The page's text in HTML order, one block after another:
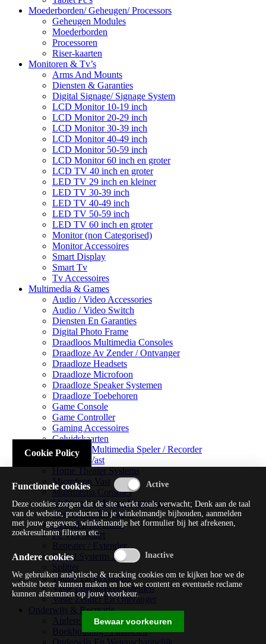
Moederborden/ Geheugen/ Processors
Geheugen Modules
Moederborden
Processoren
Riser-kaarten
Monitoren & Tv’s
Arms And Mounts
Diensten & Garanties
Digital Signage/ Signage System
LCD Monitor 10-19 inch
LCD Monitor 20-29 inch
LCD Monitor 30-39 inch
LCD Monitor 40-49 inch
LCD Monitor 50-59 inch
LCD Monitor 60 inch en groter
LCD TV 40 inch en groter
LED TV 29 inch en kleiner
LED TV 30-39 inch
LED TV 40-49 inch
LED TV 50-59 inch
LED TV 60 inch en groter
Monitor (non Categorised)
Monitor Accessoires
Smart Display
Smart Tv
Tv Accessoires
Multimedia & Games
Audio / Video Accessories
Audio / Video Switch
Diensten En Garanties
Digital Photo Frame
Draadloos Multimedia Consoles
Draadloze Av Zender / Ontvanger
Draadloze Headsets
Draadloze Microfoon
Draadloze Speaker Systemen
Draadloze Toebehoren
Game Console
Game Controller
Gaming Accessoires
Geluidskaarten
Handheld Multimedia Speler / Recorder
Headsets Vast
Home Theater Systems
Microfoon Vast
Multimedia Consoles
Multimedia Mixer / Versterker
Multimedia Productie
Optical Disk Drive
Pc Videokaart
Repeater / Extender
Sound Systems Hi-fi
Splitter
Tuners En Recorders
Vaste Luidsprekersystemen
Vaste Zender En Ontvanger
Onderwijs & Recreatie
Andere Beveiligingssoftware
Boekhouding / Financiën
Cookie Policy
Functionele cookies
Deze cookies zorgen dat de site werkt zoals verwacht; Denk aan de taal
van de website, producten in je winkelmandje bijhouden, aanmelden
met jouw gegevens, winkelmandje het formulier bij het afrekenen,
zoekresultaten filteren etc.
Andere cookies
We gebruiken analytische & tracking cookies om te kijken hoe we de
website beter kunnen maken en hoe we content en eventuele reclame
kunnen afstemmen op jouw voorkeur.
Bewaar voorkeuren